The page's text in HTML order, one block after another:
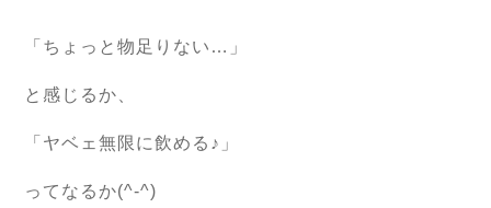
「ちょっと物足りない…」
と感じるか、
「ヤベェ無限に飲める♪」
ってなるか(^-^)